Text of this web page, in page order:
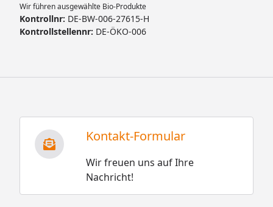
Wir führen ausgewählte Bio-Produkte
Kontrollnr: DE-BW-006-27615-H
Kontrollstellennr: DE-ÖKO-006
Kontakt-Formular
Wir freuen uns auf Ihre
Nachricht!